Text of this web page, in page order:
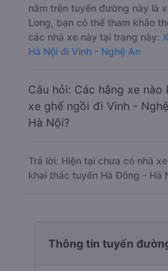
nằm trên tuyến đường này là
Long, bạn có thể tham khảo
các nhà xe này tại trang này:
Hà Nội đi Vinh - Nghệ An
Câu hỏi: Các hãng xe nào
xe ghế ngồi đi Vinh -
Hà Nội?
Trả lời: Hiện tại chưa có nhà
khai thác tuyến Hà Đông - Hà
Thông tin tuyến